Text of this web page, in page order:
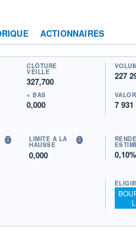
ACTIONNAIRES
CLÔTURE
VEILLE
327,700
+ BAS
0,000
227
7 931
LIMITE À LA
HAUSSE
0,000 0,10%